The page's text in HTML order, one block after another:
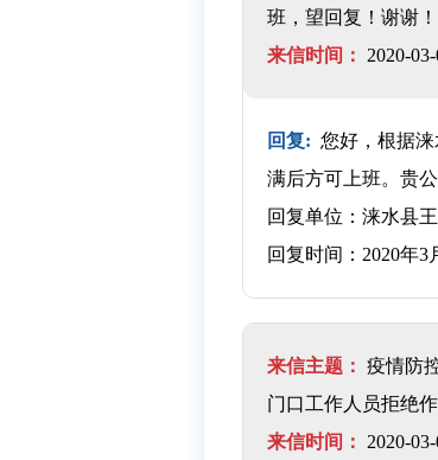
班，望回复！谢谢！
来信时间：
2020-
回复: 您好，根据
满后方可上班。贵
回复单位：涞水县
回复时间：2020年3
来信主题： 疫情防
门口工作人员拒绝
来信时间：
2020-